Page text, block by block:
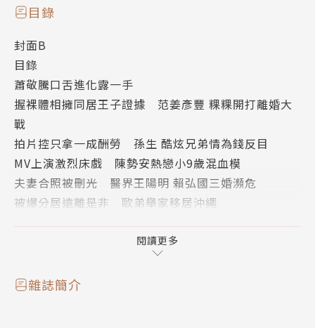
拿錢辦事質詢50億詐騙案
民眾黨主席黃國昌豢養狗仔資金持續現形！黃支付狗仔
薪水的凱思國際，今年年中收到一筆200萬元，來源是
臺雅集團老董沈裕雄之子沈淳浤，黃在國會質詢法務
部，為沈家老董遭詐50億元出氣，更自爆在該案幫了
很多忙，形同收賄對價；此外，黃還砲轟國防部軍服採
購涉弊，恰巧沈淳浤所屬的寀奕國際是製衣業大廠。由
於立委非選舉期間不得收受政治獻金，黃國昌竟利用實
質掌控的凱思國際收錢辦事，恐涉及貪汙，成為SOGO
案行賄立委的翻版。
斥資260億台日跨界收購
目錄
封面B
目錄
蕭敬騰口舌進化露一手
握裸體相擁同居王子證據 范姜彥豐 粿粿開打離婚大
戰
拍片控只拿一成酬勞 孫生 酷炫兄弟情為錢反目
MV上演激烈床戲 陳勢安熱戀小9歲混血模
夫妻合照被刪光 醫界王陽明 賴弘國三婚瀕危
被爆分居遠離是非 歐弟舉家移居沖繩
驚見明碼標價 網站揭露AV女優來台賣淫
夜市人生
閱讀更多
雜誌簡介